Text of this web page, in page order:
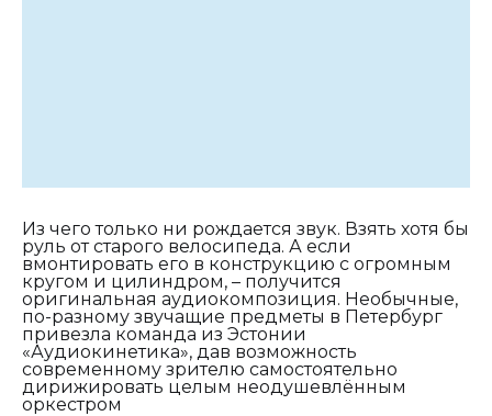
Из чего только ни рождается звук. Взять хотя бы
руль от старого велосипеда. А если
вмонтировать его в конструкцию с огромным
кругом и цилиндром, – получится
оригинальная аудиокомпозиция. Необычные,
по-разному звучащие предметы в Петербург
привезла команда из Эстонии
«Аудиокинетика», дав возможность
современному зрителю самостоятельно
дирижировать целым неодушевлённым
оркестром